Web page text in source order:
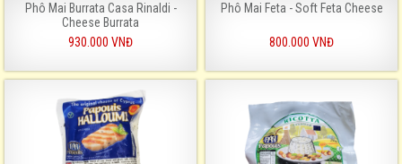
Phô Mai Burrata Casa Rinaldi -
Cheese Burrata
930.000 VNĐ
Phô Mai Feta - Soft Feta Cheese
800.000 VNĐ